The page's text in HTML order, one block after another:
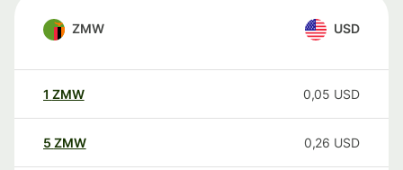
ZMW USD
1 ZMW 0,05 USD
5 ZMW 0,26 USD